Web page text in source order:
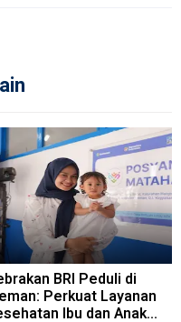
BRI Peduli di
Perkuat Layanan
Ibu dan Anak